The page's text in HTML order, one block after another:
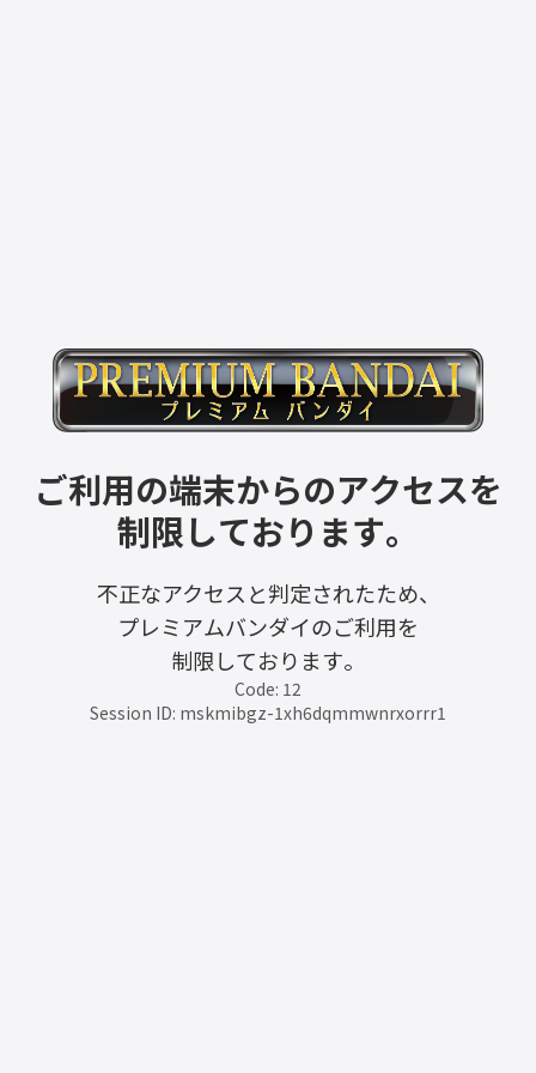
ご利用の端末からのアクセスを
制限しております。
不正なアクセスと判定されたため、
プレミアムバンダイのご利用を
制限しております。
Code: 12
Session ID: mskmibgz-1xh6dqmmwnrxorrr1